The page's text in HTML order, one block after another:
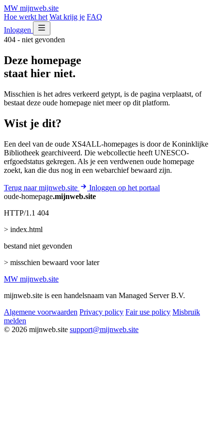
MW mijnweb.site
Hoe werkt het Wat krijg je FAQ
Inloggen
404 - niet gevonden
Deze homepage
staat hier niet.
Misschien is het adres verkeerd getypt, is de pagina verplaatst, of
bestaat deze oude homepage niet meer op dit platform.
Wist je dit?
Een deel van de oude XS4ALL-homepages is door de Koninklijke
Bibliotheek gearchiveerd. Die webcollectie heeft UNESCO-
erfgoedstatus gekregen. Als je een verdwenen oude homepage
zoekt, kan die dus nog in een webarchief bewaard zijn.
Terug naar mijnweb.site
Inloggen op het portaal
oude-homepage.mijnweb.site
HTTP/1.1 404
> index.html
bestand niet gevonden
> misschien bewaard voor later
MW mijnweb.site
mijnweb.site is een handelsnaam van Managed Server B.V.
Algemene voorwaarden Privacy policy Fair use policy Misbruik
melden
© 2026 mijnweb.site support@mijnweb.site